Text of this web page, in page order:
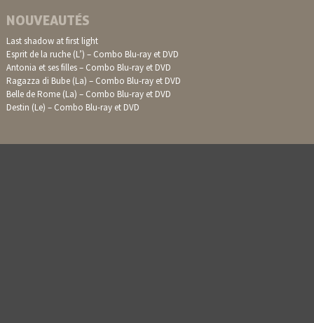
NOUVEAUTÉS
Last shadow at first light
Esprit de la ruche (L’) – Combo Blu-ray et DVD
Antonia et ses filles – Combo Blu-ray et DVD
Ragazza di Bube (La) – Combo Blu-ray et DVD
Belle de Rome (La) – Combo Blu-ray et DVD
Destin (Le) – Combo Blu-ray et DVD